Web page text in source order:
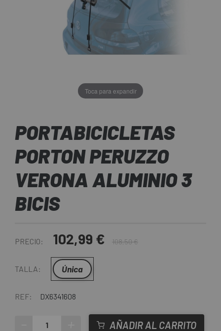
Toca para expandir
PORTABICICLETAS
PORTON PERUZZO
VERONA ALUMINIO 3
BICIS
PRECIO: 102,99 € 108,50 €
TALLA: Única
REF: DX6341608
AÑADIR AL CARRITO